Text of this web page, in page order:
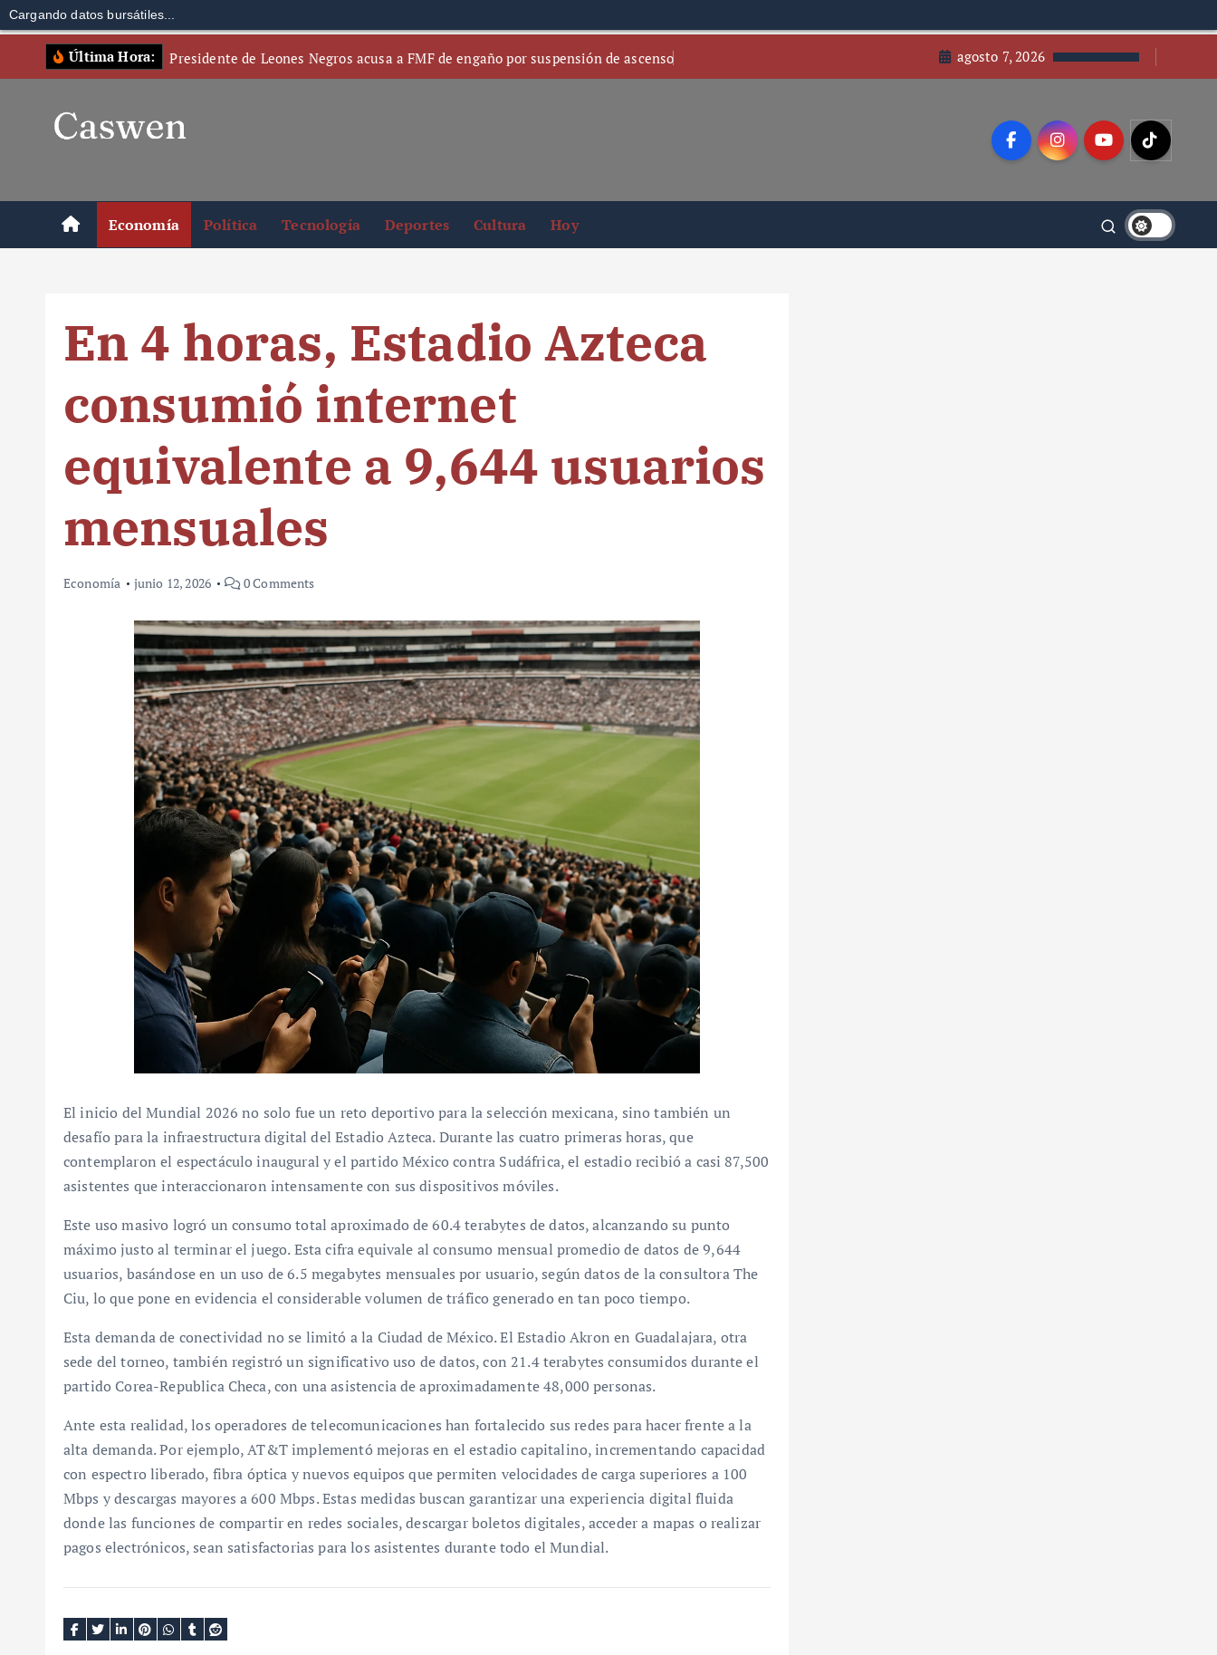
Cargando datos bursátiles...
Última Hora: Presidente de Leones Negros acusa a FMF de engaño por suspensión de ascenso agosto 7, 2026
Economía Política Tecnología Deportes Cultura Hoy
En 4 horas, Estadio Azteca
consumió internet
equivalente a 9,644 usuarios
mensuales
Economía junio 12, 2026 0 Comments
El inicio del Mundial 2026 no solo fue un reto deportivo para la selección mexicana, sino también un
desafío para la infraestructura digital del Estadio Azteca. Durante las cuatro primeras horas, que
contemplaron el espectáculo inaugural y el partido México contra Sudáfrica, el estadio recibió a casi 87,500
asistentes que interaccionaron intensamente con sus dispositivos móviles.
Este uso masivo logró un consumo total aproximado de 60.4 terabytes de datos, alcanzando su punto
máximo justo al terminar el juego. Esta cifra equivale al consumo mensual promedio de datos de 9,644
usuarios, basándose en un uso de 6.5 megabytes mensuales por usuario, según datos de la consultora The
Ciu, lo que pone en evidencia el considerable volumen de tráfico generado en tan poco tiempo.
Esta demanda de conectividad no se limitó a la Ciudad de México. El Estadio Akron en Guadalajara, otra
sede del torneo, también registró un significativo uso de datos, con 21.4 terabytes consumidos durante el
partido Corea-Republica Checa, con una asistencia de aproximadamente 48,000 personas.
Ante esta realidad, los operadores de telecomunicaciones han fortalecido sus redes para hacer frente a la
alta demanda. Por ejemplo, AT&T implementó mejoras en el estadio capitalino, incrementando capacidad
con espectro liberado, fibra óptica y nuevos equipos que permiten velocidades de carga superiores a 100
Mbps y descargas mayores a 600 Mbps. Estas medidas buscan garantizar una experiencia digital fluida
donde las funciones de compartir en redes sociales, descargar boletos digitales, acceder a mapas o realizar
pagos electrónicos, sean satisfactorias para los asistentes durante todo el Mundial.